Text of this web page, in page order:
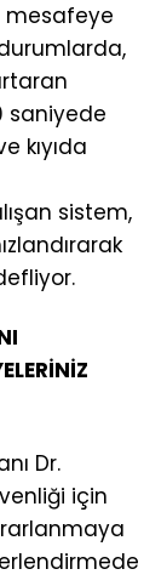
mesafeye
saniyede
kıyıda
sistem,
Dr.
için